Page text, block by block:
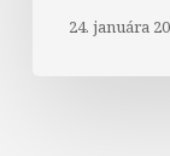
24. januára